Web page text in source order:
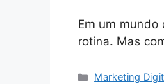
Em um
rotina. Mas
Categorias
Marketing